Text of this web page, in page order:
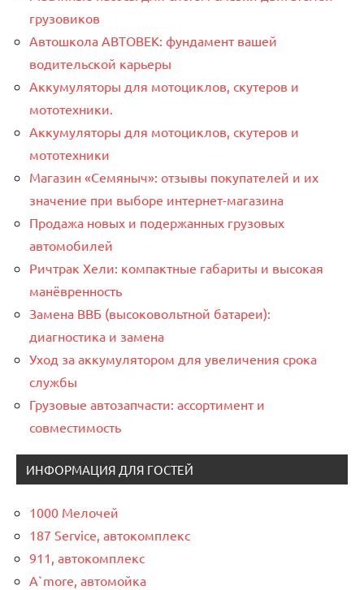
грузовиков
Автошкола АВТОВЕК: фундамент вашей
водительской карьеры
Аккумуляторы для мотоциклов, скутеров и
мототехники.
Аккумуляторы для мотоциклов, скутеров и
мототехники
Магазин «Семяныч»: отзывы покупателей и их
значение при выборе интернет-магазина
Продажа новых и подержанных грузовых
автомобилей
Ричтрак Хели: компактные габариты и высокая
манёвренность
Замена ВВБ (высоковольтной батареи):
диагностика и замена
Уход за аккумулятором для увеличения срока
службы
Грузовые автозапчасти: ассортимент и
совместимость
ИНФОРМАЦИЯ ДЛЯ ГОСТЕЙ
1000 Мелочей
187 Service, автокомплекс
911, автокомплекс
A`more, автомойка